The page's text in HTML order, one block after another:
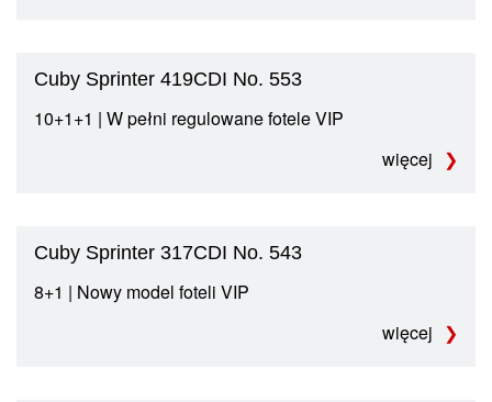
Cuby Sprinter 419CDI No. 553
10+1+1 | W pełni regulowane fotele VIP
więcej
Cuby Sprinter 317CDI No. 543
8+1 | Nowy model foteli VIP
więcej